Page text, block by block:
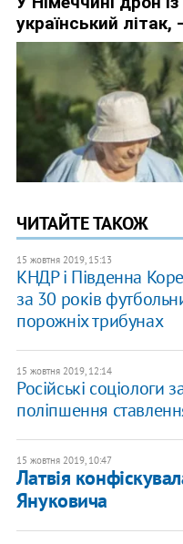
ЧИТАЙТЕ ТАКОЖ
15 жовтня 2019, 15:13
КНДР і Південна
за 30 років
порожніх трибунах
15 жовтня 2019, 12:14
Російські соціологи
поліпшення
15 жовтня 2019, 10:47
Латвія
Януковича